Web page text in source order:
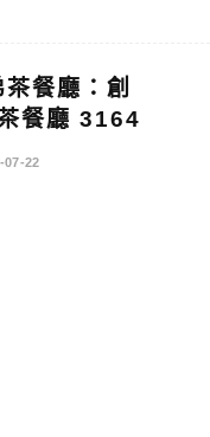
餐廳：創
餐廳 3164
07-22